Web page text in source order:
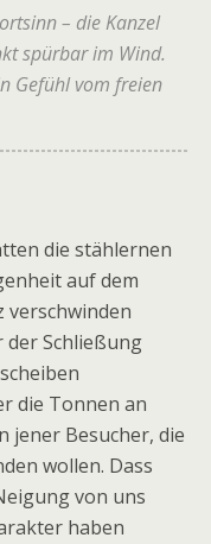
– die Kanzel
spürbar im Wind.
Gefühl vom freien
die stählernen
auf dem
der Schließung
die Tonnen an
jener Besucher, die
wollen. Dass
von uns
haben